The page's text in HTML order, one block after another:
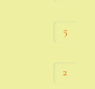
5
2